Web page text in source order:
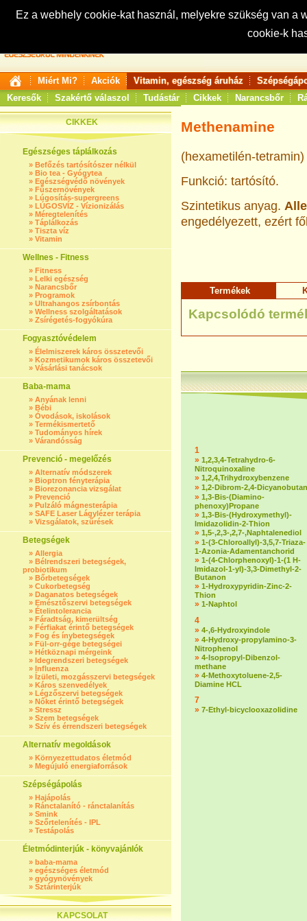
Ez a webhely cookie-kat használ, melyekre szükség van
cookie-k
Keresés:
Miért Mi? Akciók Vitamin, egészség áruház
Keresők
Szakértő válaszol Tudástár Cikkek Narancsbőr
CIKKEK
Egészséges táplálkozás
» Befőzés tartósítószer nélkül
» Bio tea - Gyógytea
» Egészségvédő növények
» Fűszernövények
» Lúgosítás-supergreens
» LÚGOSVÍZ - Vízionizálás
» Méregtelenítés
» Táplálkozás
» Tiszta víz
» Vitamin
Wellnes - Fitness
» Fitness
» Lelki egészség
» Narancsbőr
» Programok
» Ultrahangos zsírbontás
» Wellness szolgáltatások
» Zsírégetés-fogyókúra
Fogyasztóvédelem
» Élelmiszerek káros összetevői
» Kozmetikumok káros összetevői
» Vásárlási tanácsok
Baba-mama
» Anyának lenni
» Bébi
» Óvodások, iskolások
» Termékismertető
» Tudományos hírek
» Várandósság
Prevenció - megelőzés
» Alternatív módszerek
» Bioptron fényterápia
» Biorezonancia vizsgálat
» Prevenció
» Pulzáló mágnesterápia
» SAFE Laser Lágylézer terápia
» Vizsgálatok, szűrések
Betegségek
» Allergia
» Bélrendszeri betegségek,
probiotikum
» Bőrbetegségek
» Cukorbetegség
» Daganatos betegségek
» Emésztőszervi betegségek
» Ételintolerancia
» Fáradtság, kimerültség
» Férfiakat érintő betegségek
» Fog és ínybetegségek
» Fül-orr-gége betegségei
» Hétköznapi mérgeink
» Idegrendszeri betegségek
» Influenza
» Ízületi, mozgásszervi betegségek
» Káros szenvedélyek
» Légzőszervi betegségek
» Nőket érintő betegségek
» Stressz
» Szem betegségek
» Szív és érrendszeri betegségek
Alternatív megoldások
» Környezettudatos életmód
» Megújuló energiaforrások
Szépségápolás
» Hajápolás
» Ránctalanító - ránctalanítás
» Smink
» Szőrtelenítés - IPL
» Testápolás
Életmódinterjúk - könyvajánlók
» baba-mama
» egészséges életmód
» gyógynövények
» Sztárinterjúk
KAPCSOLAT
Methenamine
(hexametilén-tetramin)
Funkció: tartósító.
Szintetikus anyag.
engedélyezett, ezért
Termékek
Kapcsolódó
1
» 1,2,3,4-Tetrahydro-6-
Nitroquinoxaline
» 1,2,4,Trihydroxybenzene
» 1,2-Dibrom-2,4-Dicyanobutan
» 1,3-Bis-(Diamino-
phenoxy)Propane
» 1,3-Bis-(Hydroxymethyl)-
Imidazolidin-2-Thion
» 1,5-,2,3-,2,7-,Naphtalenediol
» 1-(3-Chloroallyl)-3,5,7-Triaza-
1-Azonia-Adamentanchorid
» 1-(4-Chlorphenoxyl)-1-(1 H-
Imidazol-1-yl)-3,3-Dimethyl-2-
Butanon
» 1-Hydroxypyridin-Zinc-2-
Thion
» 1-Naphtol
4
» 4-,6-Hydroxyindole
» 4-Hydroxy-propylamino-3-
Nitrophenol
» 4-Isopropyl-Dibenzol-
methane
» 4-Methoxytoluene-2,5-
Diamine HCL
7
» 7-Ethyl-bicyclooxazolidine